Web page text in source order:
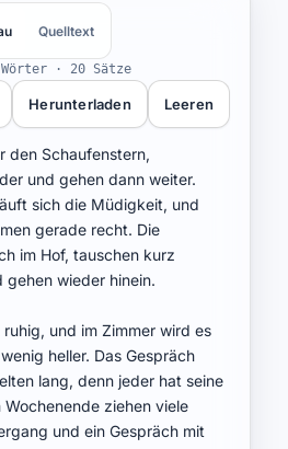
Quelltext
· 20 Sätze
Herunterladen Leeren
den Schaufenstern,
und gehen dann weiter.
sich die Müdigkeit, und
gerade recht. Die
im Hof, tauschen kurz
gehen wieder hinein.
und im Zimmer wird es
heller. Das Gespräch
lang, denn jeder hat seine
ziehen viele
und ein Gespräch mit